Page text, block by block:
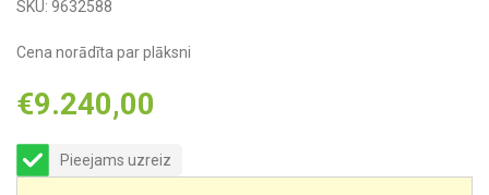
SKU: 9632588
Cena norādīta par plāksni
€9.240,00
Pieejams uzreiz